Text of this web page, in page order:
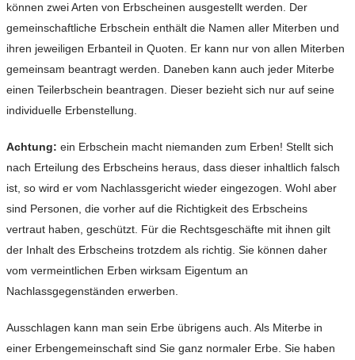
können zwei Arten von Erbscheinen ausgestellt werden. Der
gemeinschaftliche Erbschein enthält die Namen aller Miterben und
ihren jeweiligen Erbanteil in Quoten. Er kann nur von allen Miterben
gemeinsam beantragt werden. Daneben kann auch jeder Miterbe
einen Teilerbschein beantragen. Dieser bezieht sich nur auf seine
individuelle Erbenstellung.
Achtung: ein Erbschein macht niemanden zum Erben! Stellt sich
nach Erteilung des Erbscheins heraus, dass dieser inhaltlich falsch
ist, so wird er vom Nachlassgericht wieder eingezogen. Wohl aber
sind Personen, die vorher auf die Richtigkeit des Erbscheins
vertraut haben, geschützt. Für die Rechtsgeschäfte mit ihnen gilt
der Inhalt des Erbscheins trotzdem als richtig. Sie können daher
vom vermeintlichen Erben wirksam Eigentum an
Nachlassgegenständen erwerben.
Ausschlagen kann man sein Erbe übrigens auch. Als Miterbe in
einer Erbengemeinschaft sind Sie ganz normaler Erbe. Sie haben